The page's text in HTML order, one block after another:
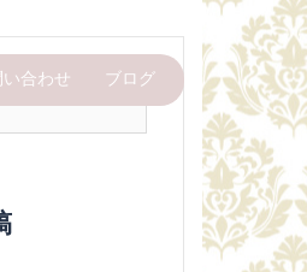
い合わせ ブログ